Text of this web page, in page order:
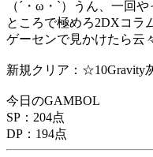
（´・ω・`）うん、一回
ところで極めろ2DXコラ
ゲーセンで見かけたら云
新規クリア：☆10Gravity
今日のGAMBOL
SP：204点
DP：194点